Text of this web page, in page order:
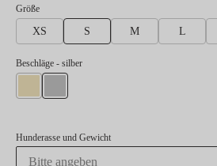
Größeauswählen
XS S M L
Beschlägeauswählen
- silber
Hunderasse und Gewicht